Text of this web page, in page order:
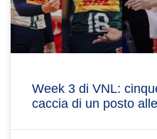
Week 3 di VNL:
caccia di un posto